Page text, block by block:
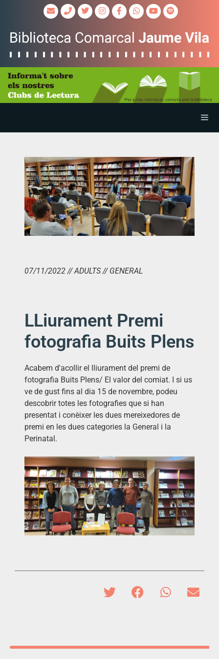
07/11/2022 // ADULTS // GENERAL
LLiurament Premi
fotografia Buits Plens
Acabem d'acollir el lliurament del premi de
fotografia Buits Plens/ El valor del comiat. I si us
ve de gust fins al dia 15 de novembre, podeu
descobrir totes les fotografies que si han
presentat i conèixer les dues mereixedores de
premi en les dues categories la General i la
Perinatal.